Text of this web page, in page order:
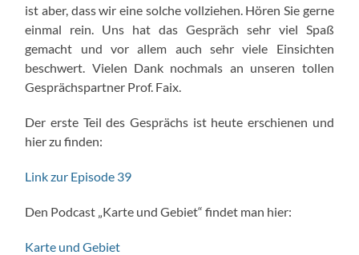
ist aber, dass wir eine solche vollziehen. Hören Sie gerne
einmal rein. Uns hat das Gespräch sehr viel Spaß
gemacht und vor allem auch sehr viele Einsichten
beschwert. Vielen Dank nochmals an unseren tollen
Gesprächspartner Prof. Faix.
Der erste Teil des Gesprächs ist heute erschienen und
hier zu finden:
Link zur Episode 39
Den Podcast „Karte und Gebiet“ findet man hier:
Karte und Gebiet